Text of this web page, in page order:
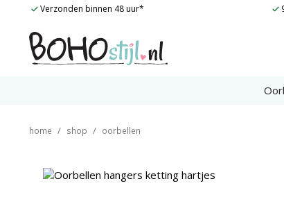
Verzonden binnen 48 uur*
home / shop / oorbellen